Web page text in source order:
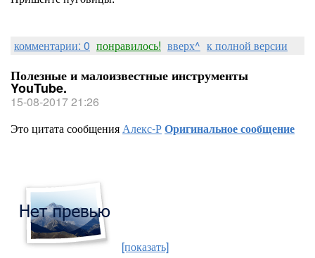
комментарии: 0 понравилось! вверх^ к полной версии
Полезные и малоизвестные инструменты
YouTube.
15-08-2017 21:26
Это цитата сообщенияАлекс-РОригинальное сообщение
[показать]